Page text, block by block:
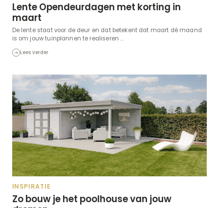
Lente Opendeurdagen met korting in
maart
De lente staat voor de deur en dat betekent dat maart dé maand
is om jouw tuinplannen te realiseren ...
Lees verder
INSPIRATIE
Zo bouw je het poolhouse van jouw